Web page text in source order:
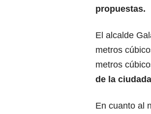
propuestas.
El alcalde
metros
metros
de la
En cuanto al